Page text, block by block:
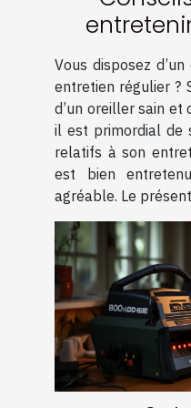
Vous disposez
entretien régulier ?
d’un oreiller sain et
il est primordial de
relatifs à son
est bien
agréable. Le